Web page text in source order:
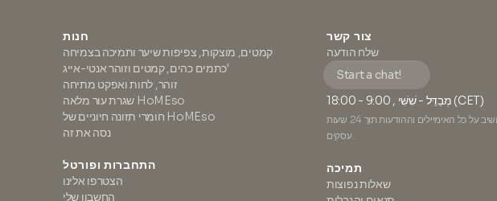
חנות
קמטים, מוצקות, צפיפות שיער ותמיכה בצמיחה
כתמים כהים, קמטים וזוהר אנטי-אייג'
זוהר, לחות ואפקט מתיחה
שגרת עור מלאה HoMEso
חומרי תזונה חיוניים של HoMEso
נסה את זה
התחברות ופורטל
הצטרפו אלינו
החשבון שלי
צור קשר
שלח הודעה
Start a chat!
מְבַדֵּל - שִׁשִּׁי , 9:00 - 18:00 (CET)
אנו משתדלים להשיב על כל האימיילים וההודעות תוך 24 שעות
עסקים.
תמיכה
שאלות נפוצות